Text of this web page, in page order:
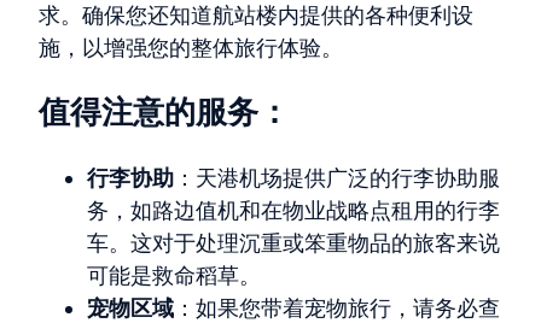
求。确保您还知道航站楼内提供的各种便利设
施，以增强您的整体旅行体验。
值得注意的服务：
行李协助 ：天港机场提供广泛的行李协助服
务，如路边值机和在物业战略点租用的行李
车。这对于处理沉重或笨重物品的旅客来说
可能是救命稻草。
宠物区域 ：如果您带着宠物旅行，请务必查